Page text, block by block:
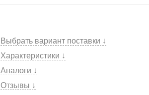
Выбрать вариант поставки ↓
Характеристики ↓
Аналоги ↓
Отзывы ↓